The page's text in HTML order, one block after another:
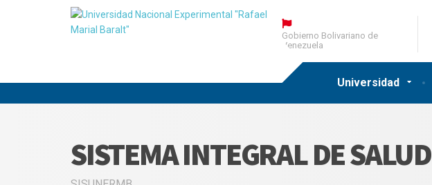
Universidad
Gobierno Bolivariano de
Venezuela
SISTEMA INTEGRAL DE SALUD